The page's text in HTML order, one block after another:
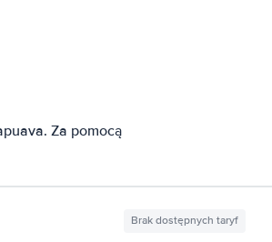
Za pomocą
Brak dostępnych taryf